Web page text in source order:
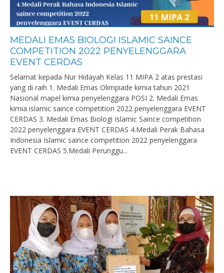
MEDALI EMAS BIOLOGI ISLAMIC SAINCE
COMPETITION 2022 PENYELENGGARA
EVENT CERDAS
Selamat kepada Nur Hidayah Kelas 11 MIPA 2 atas prestasi
yang di raih 1. Medali Emas Olimpiade kimia tahun 2021
Nasional mapel kimia penyelenggara POSI 2. Medali Emas
kimia islamic saince competition 2022 penyelenggara EVENT
CERDAS 3. Medali Emas Biologi Islamic Saince competition
2022 penyelenggara EVENT CERDAS 4.Medali Perak Bahasa
Indonesia Islamic saince competition 2022 penyelenggara
EVENT CERDAS 5.Medali Perunggu...